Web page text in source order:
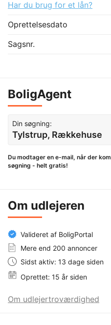
Har du brug for et lån?
Oprettelsesdato
Sagsnr.
BoligAgent
Din søgning:
Tylstrup, Rækkehuse
Du modtager en e-mail, når der
søgning - helt gratis!
Om udlejeren
Valideret af BoligPortal
Mere end 200 annoncer
Sidst aktiv: 13 dage siden
Oprettet: 15 år siden
Om udlejertroværdighed